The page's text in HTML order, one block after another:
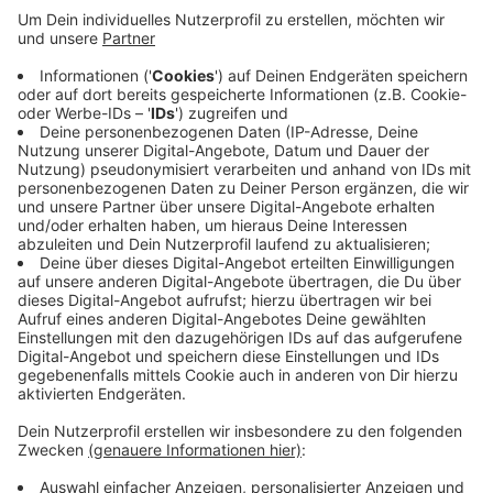
Für eine 150 Hektar große Fläche wird europaweit ein
Käufer gesucht. Hier sollen sich Gewerbe- und
Industriebetriebe ansiedeln. Dadurch könnten laut
einer Analyse (Prognos-Institut) bis zu 5.000
Arbeitsplätze entstehen. Die Industrie- und
Handelskammer misst der neuen Nutzung des Areals
eine große Bedeutung zu. Lage und Verkehrsanbindung
machen das Gelände zu einer vielversprechenden
Chance für die gesamte Region, heißt es von der IHK
Mittlerer Niederrhein.
Anzeige